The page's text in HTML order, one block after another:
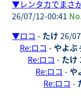
▼レンタカでまさ
26/07/12-00:41
▼ロコ - たけ 26/
Re:ロコ - やよぶ
Re:ロコ - たけ
Re:ロコ - や
Re:ロコ -